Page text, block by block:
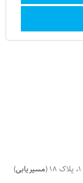
مسیریابی)